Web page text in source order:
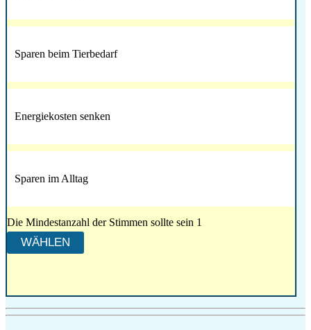
Sparen beim Tierbedarf
Energiekosten senken
Sparen im Alltag
Die Mindestanzahl der Stimmen sollte sein 1